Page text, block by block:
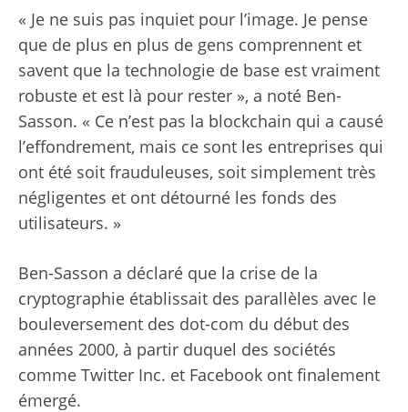
« Je ne suis pas inquiet pour l’image. Je pense
que de plus en plus de gens comprennent et
savent que la technologie de base est vraiment
robuste et est là pour rester », a noté Ben-
Sasson. « Ce n’est pas la blockchain qui a causé
l’effondrement, mais ce sont les entreprises qui
ont été soit frauduleuses, soit simplement très
négligentes et ont détourné les fonds des
utilisateurs. »
Ben-Sasson a déclaré que la crise de la
cryptographie établissait des parallèles avec le
bouleversement des dot-com du début des
années 2000, à partir duquel des sociétés
comme Twitter Inc. et Facebook ont ​​finalement
émergé.